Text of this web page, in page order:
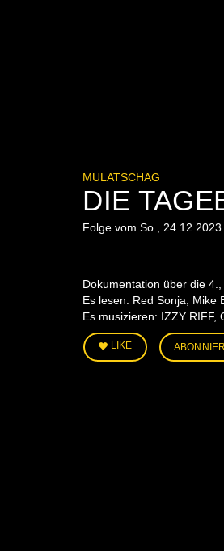
MULATSCHAG
DIE
Folge vom So., 24.12.2023
Dokumentation über die
Es lesen: Red Sonja, Mike
Es musizieren: IZZY RIFF,
LIKE